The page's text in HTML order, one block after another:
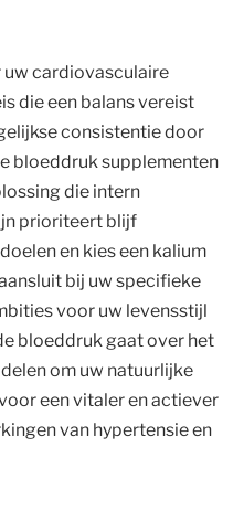
uw cardiovasculaire
die een balans vereist
consistentie door
bloeddruk supplementen
die intern
prioriteert blijf
en kies een kalium
bij uw specifieke
voor uw levensstijl
bloeddruk gaat over het
om uw natuurlijke
een vitaler en actiever
van hypertensie en